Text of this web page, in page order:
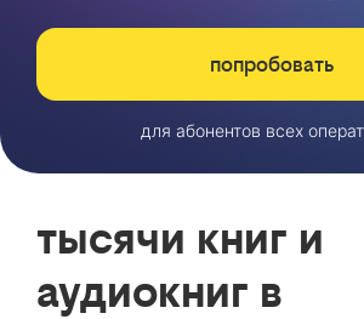
попробовать
для абонентов всех
тысячи книг и
аудиокниг в